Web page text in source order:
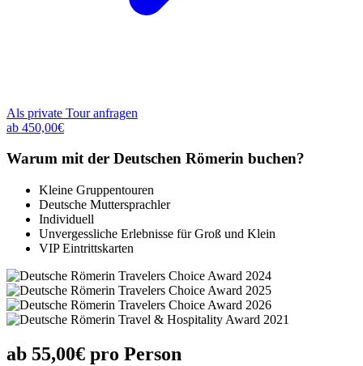
Als private Tour anfragen
ab 450,00€
Warum mit der Deutschen Römerin buchen?
Kleine Gruppentouren
Deutsche Muttersprachler
Individuell
Unvergessliche Erlebnisse für Groß und Klein
VIP Eintrittskarten
ab 55,00€ pro Person